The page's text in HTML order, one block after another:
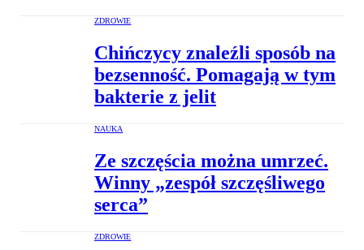
ZDROWIE
Chińczycy znaleźli sposób na
bezsenność. Pomagają w tym
bakterie z jelit
NAUKA
Ze szczęścia można umrzeć.
Winny „zespół szczęśliwego
serca”
ZDROWIE